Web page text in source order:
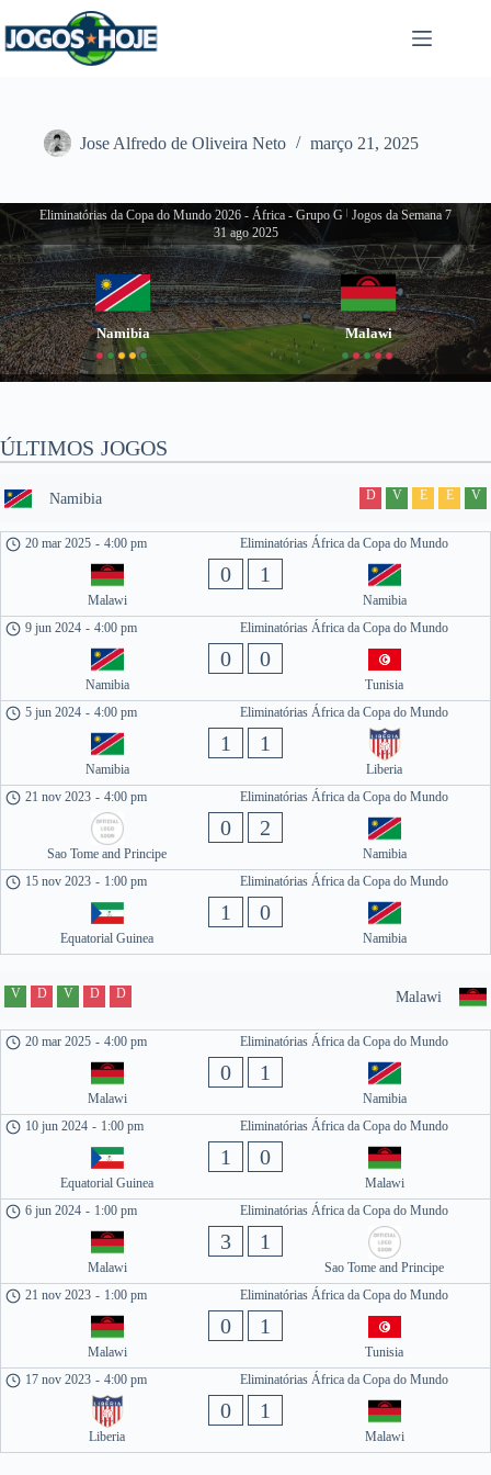
para
o
Jose Alfredo de Oliveira Neto março 21, 2025
Eliminatórias da Copa do Mundo 2026 - África - Grupo G Jogos da Semana 7
31 ago 2025
Namibia Malawi
ÚLTIMOS JOGOS
Namibia D V E E V
Eliminatórias África da Copa do Mundo
20 mar 2025 - 4:00 pm
Malawi
0 1
Namibia
Eliminatórias África da Copa do Mundo
9 jun 2024 - 4:00 pm
Namibia
0 0
Tunisia
Eliminatórias África da Copa do Mundo
5 jun 2024 - 4:00 pm
Namibia
1 1
Liberia
Eliminatórias África da Copa do Mundo
21 nov 2023 - 4:00 pm
Sao Tome and Principe
0 2
Namibia
Eliminatórias África da Copa do Mundo
15 nov 2023 - 1:00 pm
Equatorial Guinea
1 0
Namibia
Malawi
V D V D D
Eliminatórias África da Copa do Mundo
20 mar 2025 - 4:00 pm
Malawi
0 1
Namibia
Eliminatórias África da Copa do Mundo
10 jun 2024 - 1:00 pm
Equatorial Guinea
1 0
Malawi
Eliminatórias África da Copa do Mundo
6 jun 2024 - 1:00 pm
Malawi
3 1
Sao Tome and Principe
Eliminatórias África da Copa do Mundo
21 nov 2023 - 1:00 pm
Malawi
0 1
Tunisia
Eliminatórias África da Copa do Mundo
17 nov 2023 - 4:00 pm
Liberia
0 1
Malawi